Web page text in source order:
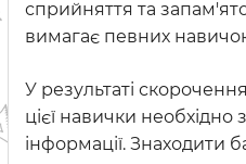
сприйняття та
вимагає певних
У результаті
цієї навички
інформації. Знаходити